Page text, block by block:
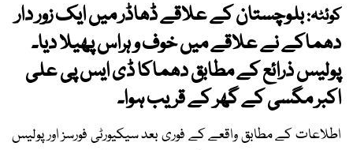
کوئٹہ:بلوچستان کے علاقے ڈھاڈر میں ایک زور دار
دھماکے نے علاقے میں خوف و ہراس پھیلا دیا۔
پولیس ذرائع کے مطابق دھماکا ڈی ایس پی علی
اکبر مگسی کے گھر کے قریب ہوا۔
اطلاعات کے مطابق واقعے کے فوری بعد سیکیورٹی فورسز اور پولیس